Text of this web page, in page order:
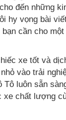
đến những
hy vọng bài
cần cho
xe tốt và
vào trải
Tô luôn sẵn
xe chất lượng